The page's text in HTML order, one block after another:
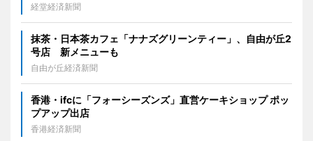
経堂経済新聞
抹茶・日本茶カフェ「ナナズグリーンティー」、自由が丘2
号店 新メニューも
自由が丘経済新聞
香港・ifcに「フォーシーズンズ」直営ケーキショップ ポッ
プアップ出店
香港経済新聞